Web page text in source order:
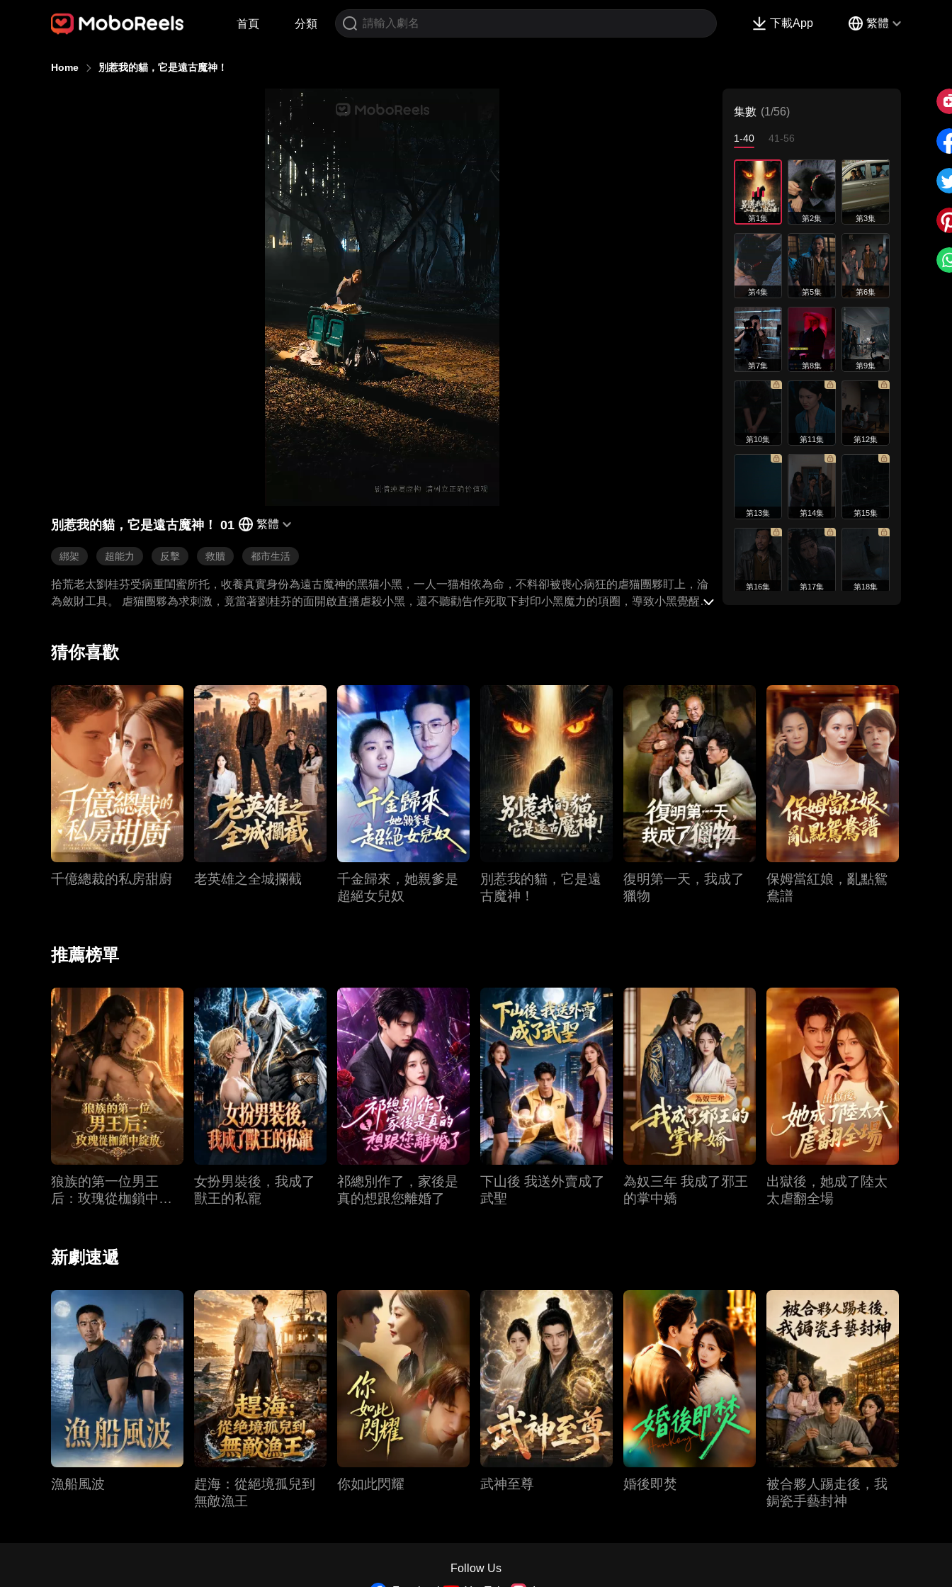
首頁 分類 下載App 繁體
Home 別惹我的貓，它是遠古魔神！
別惹我的貓，它是遠古魔神！ 01 繁體
綁架 超能力 反擊 救贖 都市生活
拾荒老太劉桂芬受病重閨蜜所托，收養真實身份為遠古魔神的黑猫小黑，一人一猫相依為命，不料卻被喪心病狂的虐猫團夥盯上，淪
為斂財工具。 虐猫團夥為求刺激，竟當著劉桂芬的面開啟直播虐殺小黑，還不聽勸告作死取下封印小黑魔力的項圈，導致小黑覺醒暴
集數 (1/56)
1-40 41-56
第1集 第2集 第3集
第4集 第5集 第6集
第7集 第8集 第9集
第10集 第11集 第12集
第13集 第14集 第15集
第16集 第17集 第18集
第22集 第23集 第24集
第25集 第26集 第27集
第28集 第29集 第30集
第34集 第35集 第36集
第37集 第38集 第39集
第40集
猜你喜歡
千億總裁的私房甜廚 老英雄之全城攔截
千金歸來，她親爹是
超絕女兒奴
別惹我的貓，它是遠
古魔神！
復明第一天，我成了
獵物
保姆當紅娘，亂點鴛
鴦譜
推薦榜單
狼族的第一位男王
后：玫瑰從枷鎖中綻
女扮男裝後，我成了
獸王的私寵
祁總別作了，家後是
真的想跟您離婚了
下山後 我送外賣成了
武聖
為奴三年 我成了邪王
的掌中嬌
出獄後，她成了陸太
太虐翻全場
新劇速遞
漁船風波
趕海：從絕境孤兒到
無敵漁王
你如此閃耀 武神至尊 婚後即焚
被合夥人踢走後，我
鋦瓷手藝封神
Follow Us